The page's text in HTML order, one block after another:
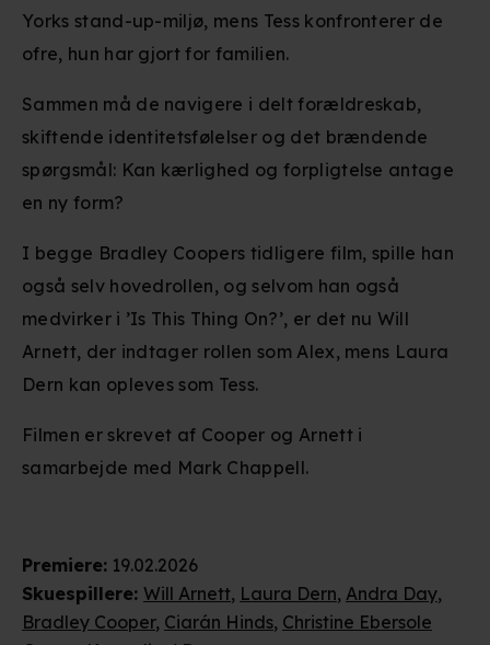
Premiere: 19.02.2026
Skuespillere: Will Arnett, Laura Dern, Andra Day,
Bradley Cooper, Ciarán Hinds, Christine Ebersole
Yorks stand-up-miljø, mens Tess konfronterer de
ofre, hun har gjort for familien.
Sammen må de navigere i delt forældreskab,
skiftende identitetsfølelser og det brændende
spørgsmål: Kan kærlighed og forpligtelse antage
en ny form?
I begge Bradley Coopers tidligere film, spille han
også selv hovedrollen, og selvom han også
medvirker i ’Is This Thing On?’, er det nu Will
Arnett, der indtager rollen som Alex, mens Laura
Dern kan opleves som Tess.
Filmen er skrevet af Cooper og Arnett i
samarbejde med Mark Chappell.